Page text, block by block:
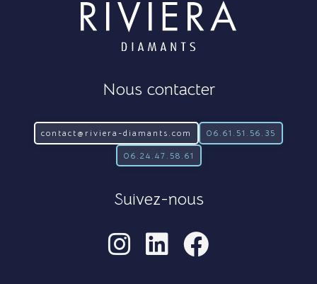
Nous contacter
contact@riviera-diamants.com 06.61.51.56.35
06.24.47.58.61
Suivez-nous